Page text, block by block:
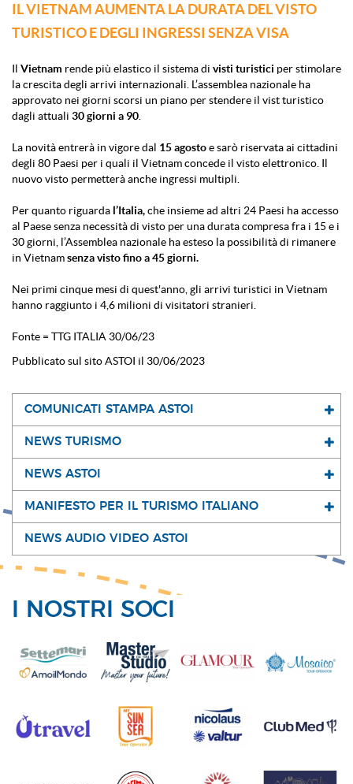
IL VIETNAM AUMENTA LA DURATA DEL VISTO
TURISTICO E DEGLI INGRESSI SENZA VISA
Il Vietnam rende più elastico il sistema di visti turistici per stimolare
la crescita degli arrivi internazionali. L’assemblea nazionale ha
approvato nei giorni scorsi un piano per stendere il vist turistico
dagli attuali 30 giorni a 90
La novità entrerà in vigore dal 15 agostoe sarò riservata ai cittadini
degli 80 Paesi per i quali il Vietnam concede il visto elettronico. Il
nuovo visto permetterà anche ingressi multipli.
Per quanto riguarda l’Italia,che insieme ad altri 24 Paesi ha accesso
al Paese senza necessità di visto per una durata compresa fra i 15 e i
30 giorni, l’Assemblea nazionale ha esteso la possibilità di rimanere
in Vietnamsenza visto fino a 45 giorni.
Nei primi cinque mesi di quest'anno, gli arrivi turistici in Vietnam
hanno raggiunto i 4,6 milioni di visitatori stranieri.
Fonte = TTG ITALIA 30/06/23
Pubblicato sul sito ASTOI il 30/06/2023
COMUNICATI STAMPA ASTOI
NEWS TURISMO
NEWS ASTOI
MANIFESTO PER IL TURISMO ITALIANO
NEWS AUDIO VIDEO ASTOI
I NOSTRI SOCI